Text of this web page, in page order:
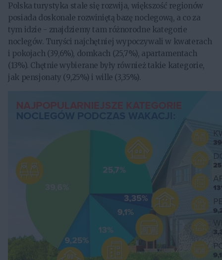
Polska turystyka stale się rozwija, większość regionów
posiada doskonale rozwiniętą bazę noclegową, a co za
tym idzie - znajdziemy tam różnorodne kategorie
noclegów. Turyści najchętniej wypoczywali w kwaterach
i pokojach (39,6%), domkach (25,7%), apartamentach
(13%). Chętnie wybierane były również takie kategorie,
jak pensjonaty (9,25%) i wille (3,35%).